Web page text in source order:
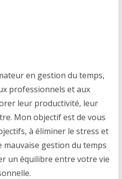
en gestion du temps,
professionnels et aux
leur productivité, leur
Mon objectif est de vous
à éliminer le stress et
mauvaise gestion du temps
un équilibre entre votre vie